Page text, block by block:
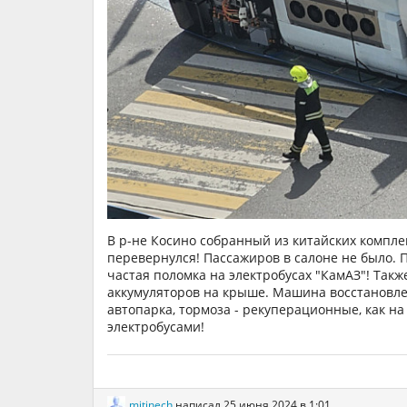
В р-не Косино собранный из китайских
перевернулся! Пассажиров в салоне не
частая поломка на электробусах "КамАЗ"!
аккумуляторов на крыше. Машина
автопарка, тормоза - рекуперационные, как
электробусами!